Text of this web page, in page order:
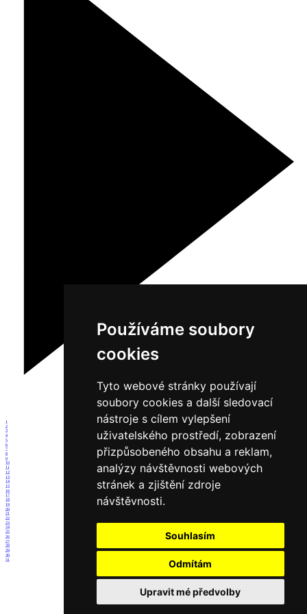
Používáme soubory
cookies
Tyto webové stránky používají
soubory cookies a další sledovací
nástroje s cílem vylepšení
uživatelského prostředí, zobrazení
přizpůsobeného obsahu a reklam,
analýzy návštěvnosti webových
stránek a zjištění zdroje
návštěvnosti.
Souhlasím
Odmítám
Upravit mé předvolby
1
2
3
4
5
6
7
8
9
10
11
12
13
14
15
16
17
18
19
20
21
22
23
24
25
26
27
28
29
30
31